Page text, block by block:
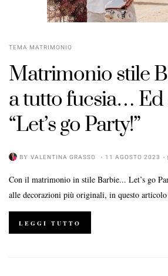
TEMA MATRIMONIO
Matrimonio stile
a tutto fucsia… Ed
“Let’s go Party!”
BY VALENTINA GRASSO 11 AGOSTO 2023
Con il matrimonio in stile Barbie... Let’s go
alle decorazioni più originali, in questo
LEGGI TUTTO